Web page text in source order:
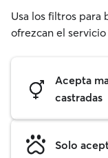
Usa los filtros para
ofrezcan el
Acepta
castradas
Solo